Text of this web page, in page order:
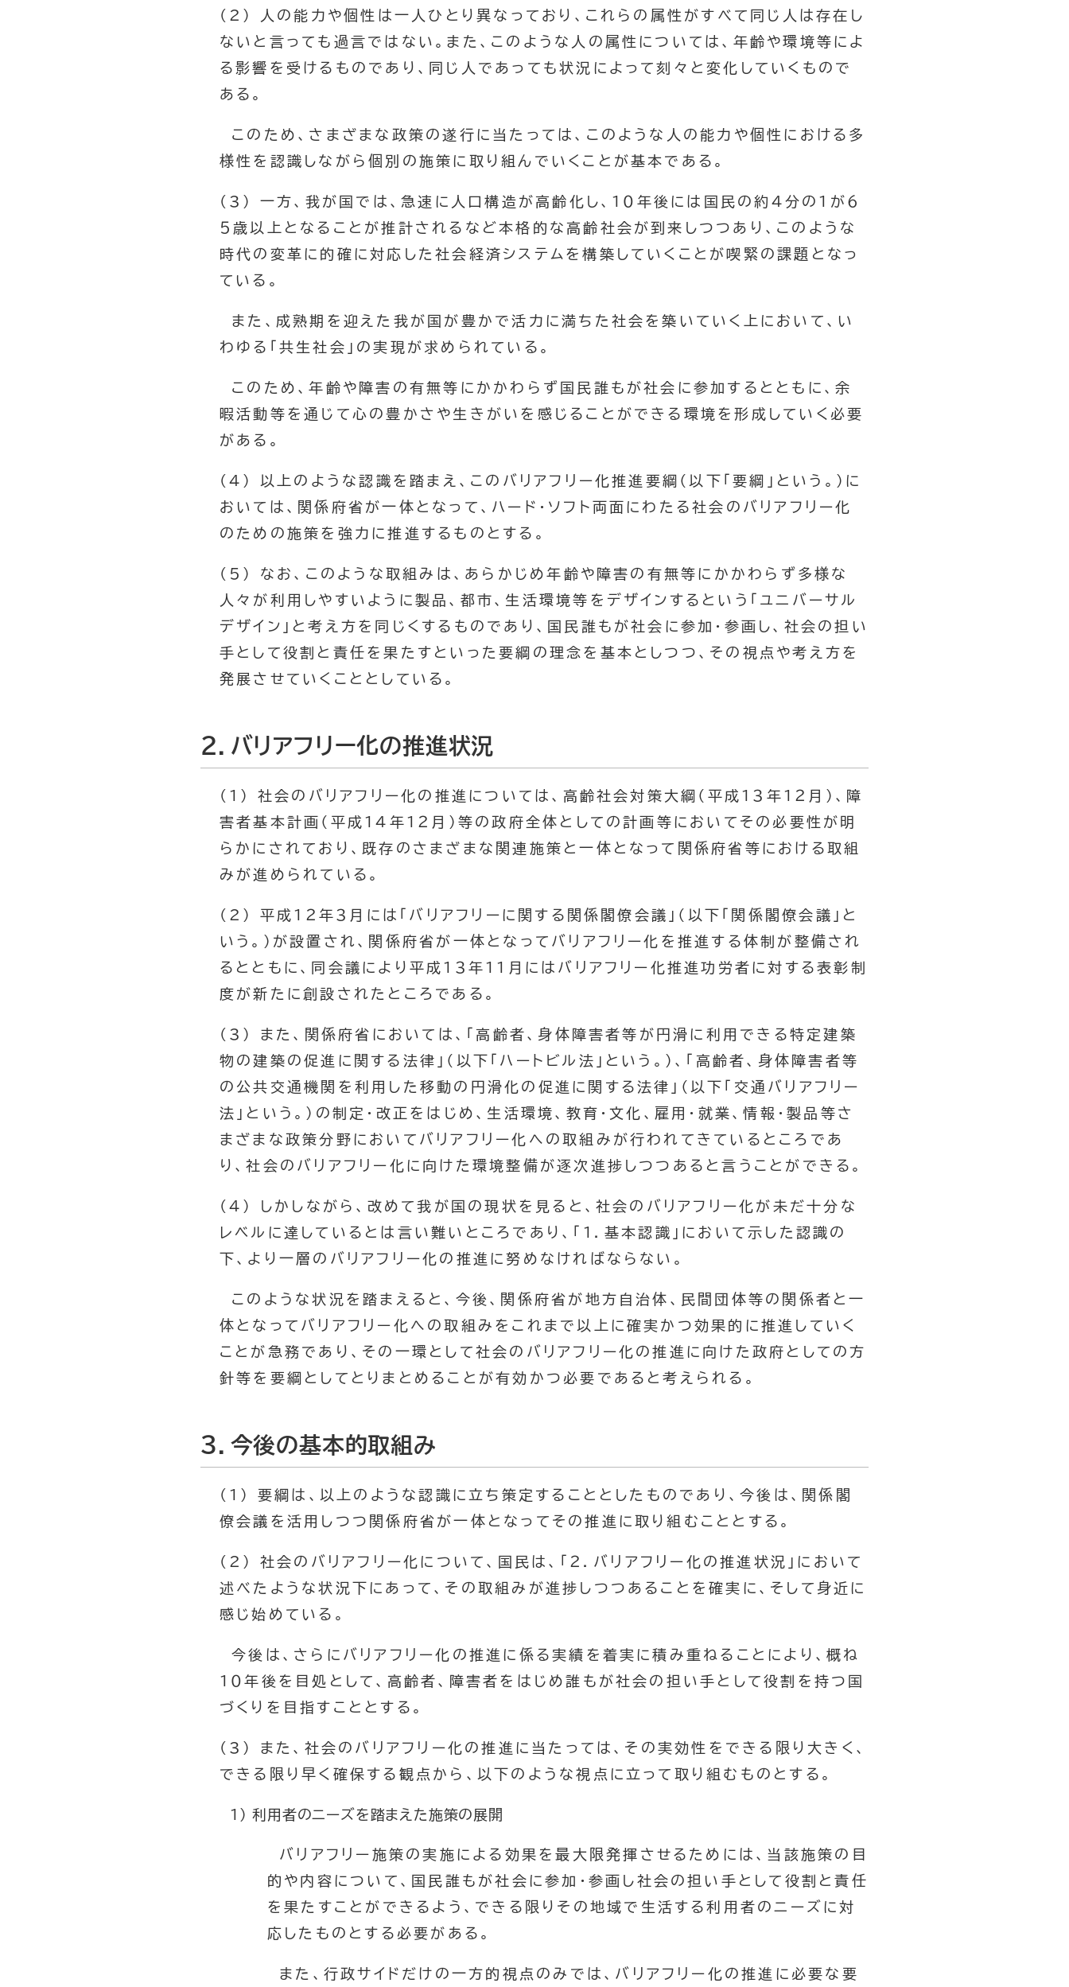
(2) 人の能力や個性は一人ひとり異なっており、これらの属性がすべて同じ人は存在し
ないと言っても過言ではない。また、このような人の属性については、年齢や環境等によ
る影響を受けるものであり、同じ人であっても状況によって刻々と変化していくもので
ある。
このため、さまざまな政策の遂行に当たっては、このような人の能力や個性における多
様性を認識しながら個別の施策に取り組んでいくことが基本である。
(3) 一方、我が国では、急速に人口構造が高齢化し、１０年後には国民の約４分の１が６
５歳以上となることが推計されるなど本格的な高齢社会が到来しつつあり、このような
時代の変革に的確に対応した社会経済システムを構築していくことが喫緊の課題となっ
ている。
また、成熟期を迎えた我が国が豊かで活力に満ちた社会を築いていく上において、い
わゆる「共生社会」の実現が求められている。
このため、年齢や障害の有無等にかかわらず国民誰もが社会に参加するとともに、余
暇活動等を通じて心の豊かさや生きがいを感じることができる環境を形成していく必要
がある。
(4) 以上のような認識を踏まえ、このバリアフリー化推進要綱（以下「要綱」という。）に
おいては、関係府省が一体となって、ハード・ソフト両面にわたる社会のバリアフリー化
のための施策を強力に推進するものとする。
(5) なお、このような取組みは、あらかじめ年齢や障害の有無等にかかわらず多様な
人々が利用しやすいように製品、都市、生活環境等をデザインするという「ユニバーサル
デザイン」と考え方を同じくするものであり、国民誰もが社会に参加・参画し、社会の担い
手として役割と責任を果たすといった要綱の理念を基本としつつ、その視点や考え方を
発展させていくこととしている。
２．バリアフリー化の推進状況
(1) 社会のバリアフリー化の推進については、高齢社会対策大綱（平成１３年１２月）、障
害者基本計画（平成１４年１２月）等の政府全体としての計画等においてその必要性が明
らかにされており、既存のさまざまな関連施策と一体となって関係府省等における取組
みが進められている。
(2) 平成１２年３月には「バリアフリーに関する関係閣僚会議」（以下「関係閣僚会議」と
いう。）が設置され、関係府省が一体となってバリアフリー化を推進する体制が整備され
るとともに、同会議により平成１３年１１月にはバリアフリー化推進功労者に対する表彰制
度が新たに創設されたところである。
(3) また、関係府省においては、「高齢者、身体障害者等が円滑に利用できる特定建築
物の建築の促進に関する法律」（以下「ハートビル法」という。）、「高齢者、身体障害者等
の公共交通機関を利用した移動の円滑化の促進に関する法律」（以下「交通バリアフリー
法」という。）の制定・改正をはじめ、生活環境、教育・文化、雇用・就業、情報・製品等さ
まざまな政策分野においてバリアフリー化への取組みが行われてきているところであ
り、社会のバリアフリー化に向けた環境整備が逐次進捗しつつあると言うことができる。
(4) しかしながら、改めて我が国の現状を見ると、社会のバリアフリー化が未だ十分な
レベルに達しているとは言い難いところであり、「１．基本認識」において示した認識の
下、より一層のバリアフリー化の推進に努めなければならない。
このような状況を踏まえると、今後、関係府省が地方自治体、民間団体等の関係者と一
体となってバリアフリー化への取組みをこれまで以上に確実かつ効果的に推進していく
ことが急務であり、その一環として社会のバリアフリー化の推進に向けた政府としての方
針等を要綱としてとりまとめることが有効かつ必要であると考えられる。
３．今後の基本的取組み
(1) 要綱は、以上のような認識に立ち策定することとしたものであり、今後は、関係閣
僚会議を活用しつつ関係府省が一体となってその推進に取り組むこととする。
(2) 社会のバリアフリー化について、国民は、「２．バリアフリー化の推進状況」において
述べたような状況下にあって、その取組みが進捗しつつあることを確実に、そして身近に
感じ始めている。
今後は、さらにバリアフリー化の推進に係る実績を着実に積み重ねることにより、概ね
１０年後を目処として、高齢者、障害者をはじめ誰もが社会の担い手として役割を持つ国
づくりを目指すこととする。
(3) また、社会のバリアフリー化の推進に当たっては、その実効性をできる限り大きく、
できる限り早く確保する観点から、以下のような視点に立って取り組むものとする。
1) 利用者のニーズを踏まえた施策の展開
バリアフリー施策の実施による効果を最大限発揮させるためには、当該施策の目
的や内容について、国民誰もが社会に参加・参画し社会の担い手として役割と責任
を果たすことができるよう、できる限りその地域で生活する利用者のニーズに対
応したものとする必要がある。
また、行政サイドだけの一方的視点のみでは、バリアフリー化の推進に必要な要